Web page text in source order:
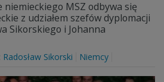
MSZ odbywa się
z udziałem szefów dyplomacji
Sikorskiego i Johanna
Radosław Sikorski Niemcy